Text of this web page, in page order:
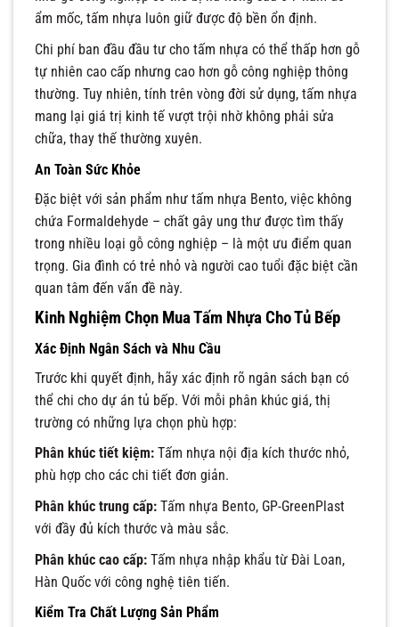
ẩm mốc, tấm nhựa luôn giữ được độ bền ổn định.
Chi phí ban đầu đầu tư cho tấm nhựa có thể thấp hơn gỗ
tự nhiên cao cấp nhưng cao hơn gỗ công nghiệp thông
thường. Tuy nhiên, tính trên vòng đời sử dụng, tấm nhựa
mang lại giá trị kinh tế vượt trội nhờ không phải sửa
chữa, thay thế thường xuyên.
An Toàn Sức Khỏe
Đặc biệt với sản phẩm như tấm nhựa Bento, việc không
chứa Formaldehyde – chất gây ung thư được tìm thấy
trong nhiều loại gỗ công nghiệp – là một ưu điểm quan
trọng. Gia đình có trẻ nhỏ và người cao tuổi đặc biệt cần
quan tâm đến vấn đề này.
Kinh Nghiệm Chọn Mua Tấm Nhựa Cho Tủ Bếp
Xác Định Ngân Sách và Nhu Cầu
Trước khi quyết định, hãy xác định rõ ngân sách bạn có
thể chi cho dự án tủ bếp. Với mỗi phân khúc giá, thị
trường có những lựa chọn phù hợp:
Phân khúc tiết kiệm: Tấm nhựa nội địa kích thước nhỏ,
phù hợp cho các chi tiết đơn giản.
Phân khúc trung cấp: Tấm nhựa Bento, GP-GreenPlast
với đầy đủ kích thước và màu sắc.
Phân khúc cao cấp: Tấm nhựa nhập khẩu từ Đài Loan,
Hàn Quốc với công nghệ tiên tiến.
Kiểm Tra Chất Lượng Sản Phẩm